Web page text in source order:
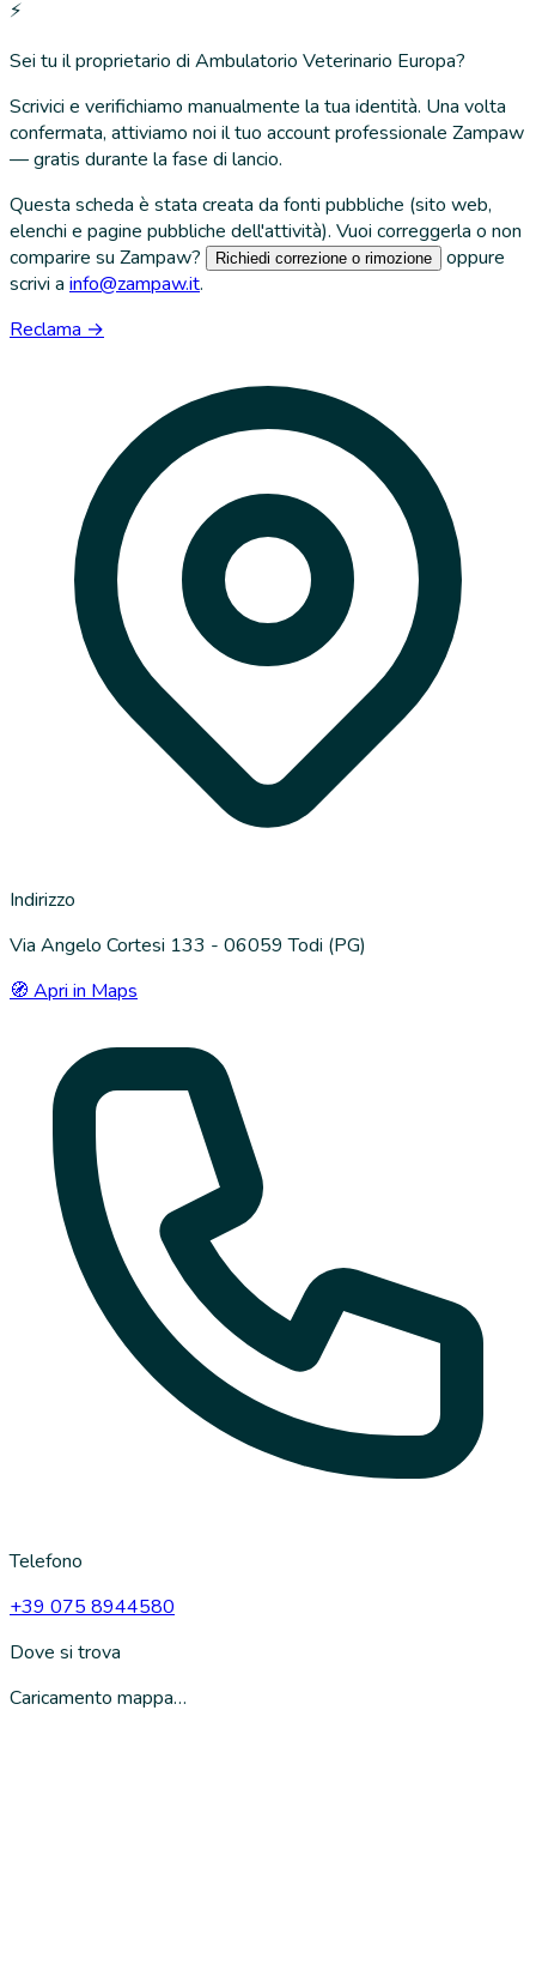
⚡
Sei tu il proprietario di Ambulatorio Veterinario Europa?
Scrivici e verifichiamo manualmente la tua identità. Una volta
confermata, attiviamo noi il tuo account professionale Zampaw
— gratis durante la fase di lancio.
Questa scheda è stata creata da fonti pubbliche (sito web,
elenchi e pagine pubbliche dell'attività). Vuoi correggerla o non
comparire su Zampaw?
Richiedi correzione o rimozione
oppure
scrivi a info@zampaw.it.
Reclama →
Indirizzo
Via Angelo Cortesi 133 - 06059 Todi (PG)
🧭 Apri in Maps
Telefono
+39 075 8944580
Dove si trova
Caricamento mappa…